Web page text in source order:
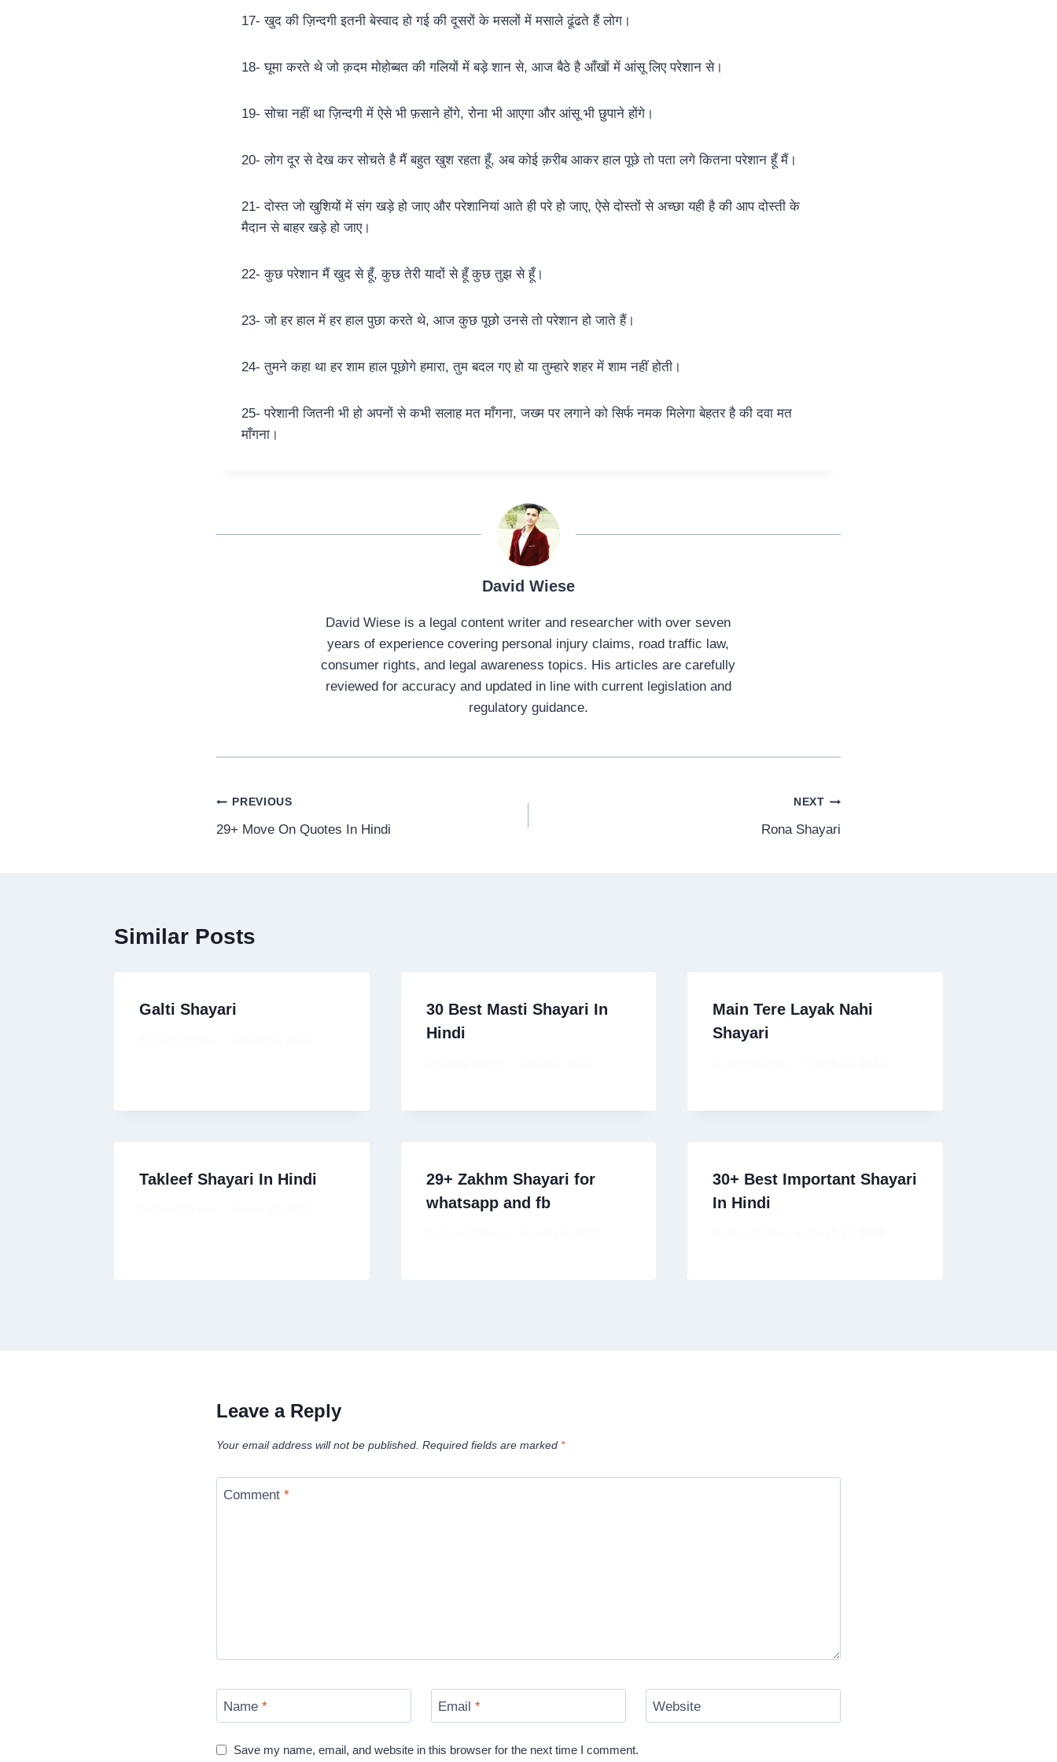
17- खुद की ज़िन्दगी इतनी बेस्वाद हो गई की दूसरों के मसलों में मसाले ढूंढते हैं लोग।
18- घूमा करते थे जो क़दम मोहोब्बत की गलियों में बड़े शान से, आज बैठे है आँखों में आंसू लिए परेशान से।
19- सोचा नहीं था ज़िन्दगी में ऐसे भी फ़साने होंगे, रोना भी आएगा और आंसू भी छुपाने होंगे।
20- लोग दूर से देख कर सोचते है मैं बहुत खुश रहता हूँ, अब कोई क़रीब आकर हाल पूछे तो पता लगे कितना परेशान हूँ मैं।
21- दोस्त जो खुशियों में संग खड़े हो जाए और परेशानियां आते ही परे हो जाए, ऐसे दोस्तों से अच्छा यही है की आप दोस्ती के
मैदान से बाहर खड़े हो जाए।
22- कुछ परेशान मैं खुद से हूँ, कुछ तेरी यादों से हूँ कुछ तुझ से हूँ।
23- जो हर हाल में हर हाल पुछा करते थे, आज कुछ पूछो उनसे तो परेशान हो जाते हैं।
24- तुमने कहा था हर शाम हाल पूछोगे हमारा, तुम बदल गए हो या तुम्हारे शहर में शाम नहीं होती।
25- परेशानी जितनी भी हो अपनों से कभी सलाह मत माँगना, जख्म पर लगाने को सिर्फ नमक मिलेगा बेहतर है की दवा मत
माँगना।
David Wiese
David Wiese is a legal content writer and researcher with over seven
years of experience covering personal injury claims, road traffic law,
consumer rights, and legal awareness topics. His articles are carefully
reviewed for accuracy and updated in line with current legislation and
regulatory guidance.
Post
navigation
PREVIOUS
29+ Move On Quotes In Hindi
NEXT
Rona Shayari
Similar Posts
Galti Shayari
30 Best Masti Shayari In
Hindi
Main Tere Layak Nahi
Shayari
Takleef Shayari In Hindi
29+ Zakhm Shayari for
whatsapp and fb
30+ Best Important Shayari
In Hindi
Leave a Reply
Your email address will not be published. Required fields are marked *
Comment *
Name * Email * Website
Save my name, email, and website in this browser for the next time I comment.